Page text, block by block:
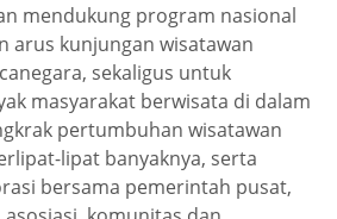
mendukung program nasional
arus kunjungan wisatawan
sekaligus untuk
masyarakat berwisata di dalam
pertumbuhan wisatawan
lipat banyaknya, serta
bersama pemerintah pusat,